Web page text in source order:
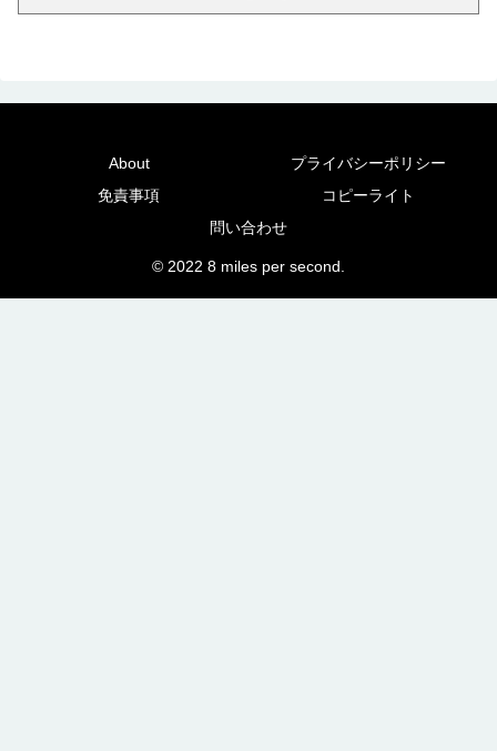
About
プライバシーポリシー
免責事項
コピーライト
問い合わせ
© 2022 8 miles per second.